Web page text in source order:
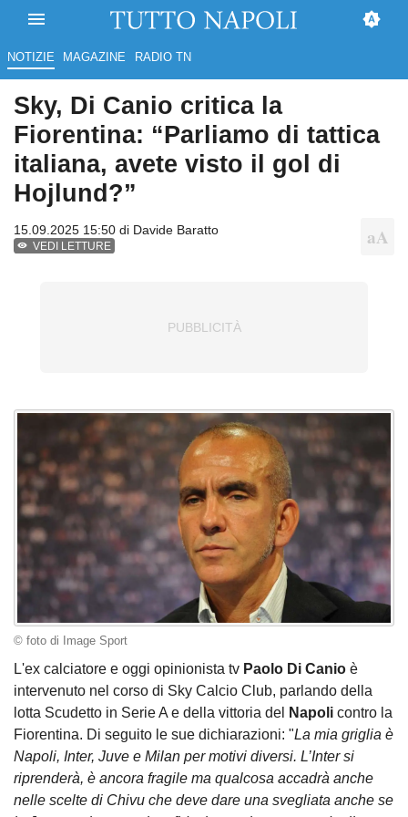
NOTIZIE MAGAZINE RADIO TN
Sky, Di Canio critica la
Fiorentina: “Parliamo di tattica
italiana, avete visto il gol di
Hojlund?”
15.09.2025 15:50 di Davide Baratto
VEDI LETTURE
© foto di Image Sport
L'ex calciatore e oggi opinionista tv Paolo Di Canio è
intervenuto nel corso di Sky Calcio Club, parlando della
lotta Scudetto in Serie A e della vittoria del
Napoli contro la
Fiorentina. Di seguito le sue dichiarazioni: "La mia griglia è
Napoli, Inter, Juve e Milan per motivi diversi. L’Inter si
riprenderà, è ancora fragile ma qualcosa accadrà anche
nelle scelte di Chivu che deve dare una svegliata anche se